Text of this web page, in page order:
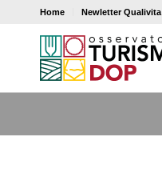
Home Newletter Qualivita